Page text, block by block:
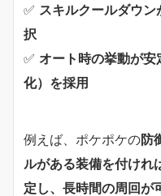
✅ スキルクールダウ
択
✅ オート時の挙動が
化）を採用
例えば、ポケポケの防
ルがある装備を付けれ
定し、長時間の周回が